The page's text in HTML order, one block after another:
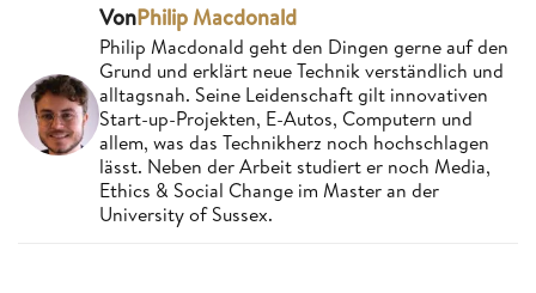
VonPhilip Macdonald
Philip Macdonald geht den Dingen gerne auf den
Grund und erklärt neue Technik verständlich und
alltagsnah. Seine Leidenschaft gilt innovativen
Start-up-Projekten, E-Autos, Computern und
allem, was das Technikherz noch hochschlagen
lässt. Neben der Arbeit studiert er noch Media,
Ethics & Social Change im Master an der
University of Sussex.